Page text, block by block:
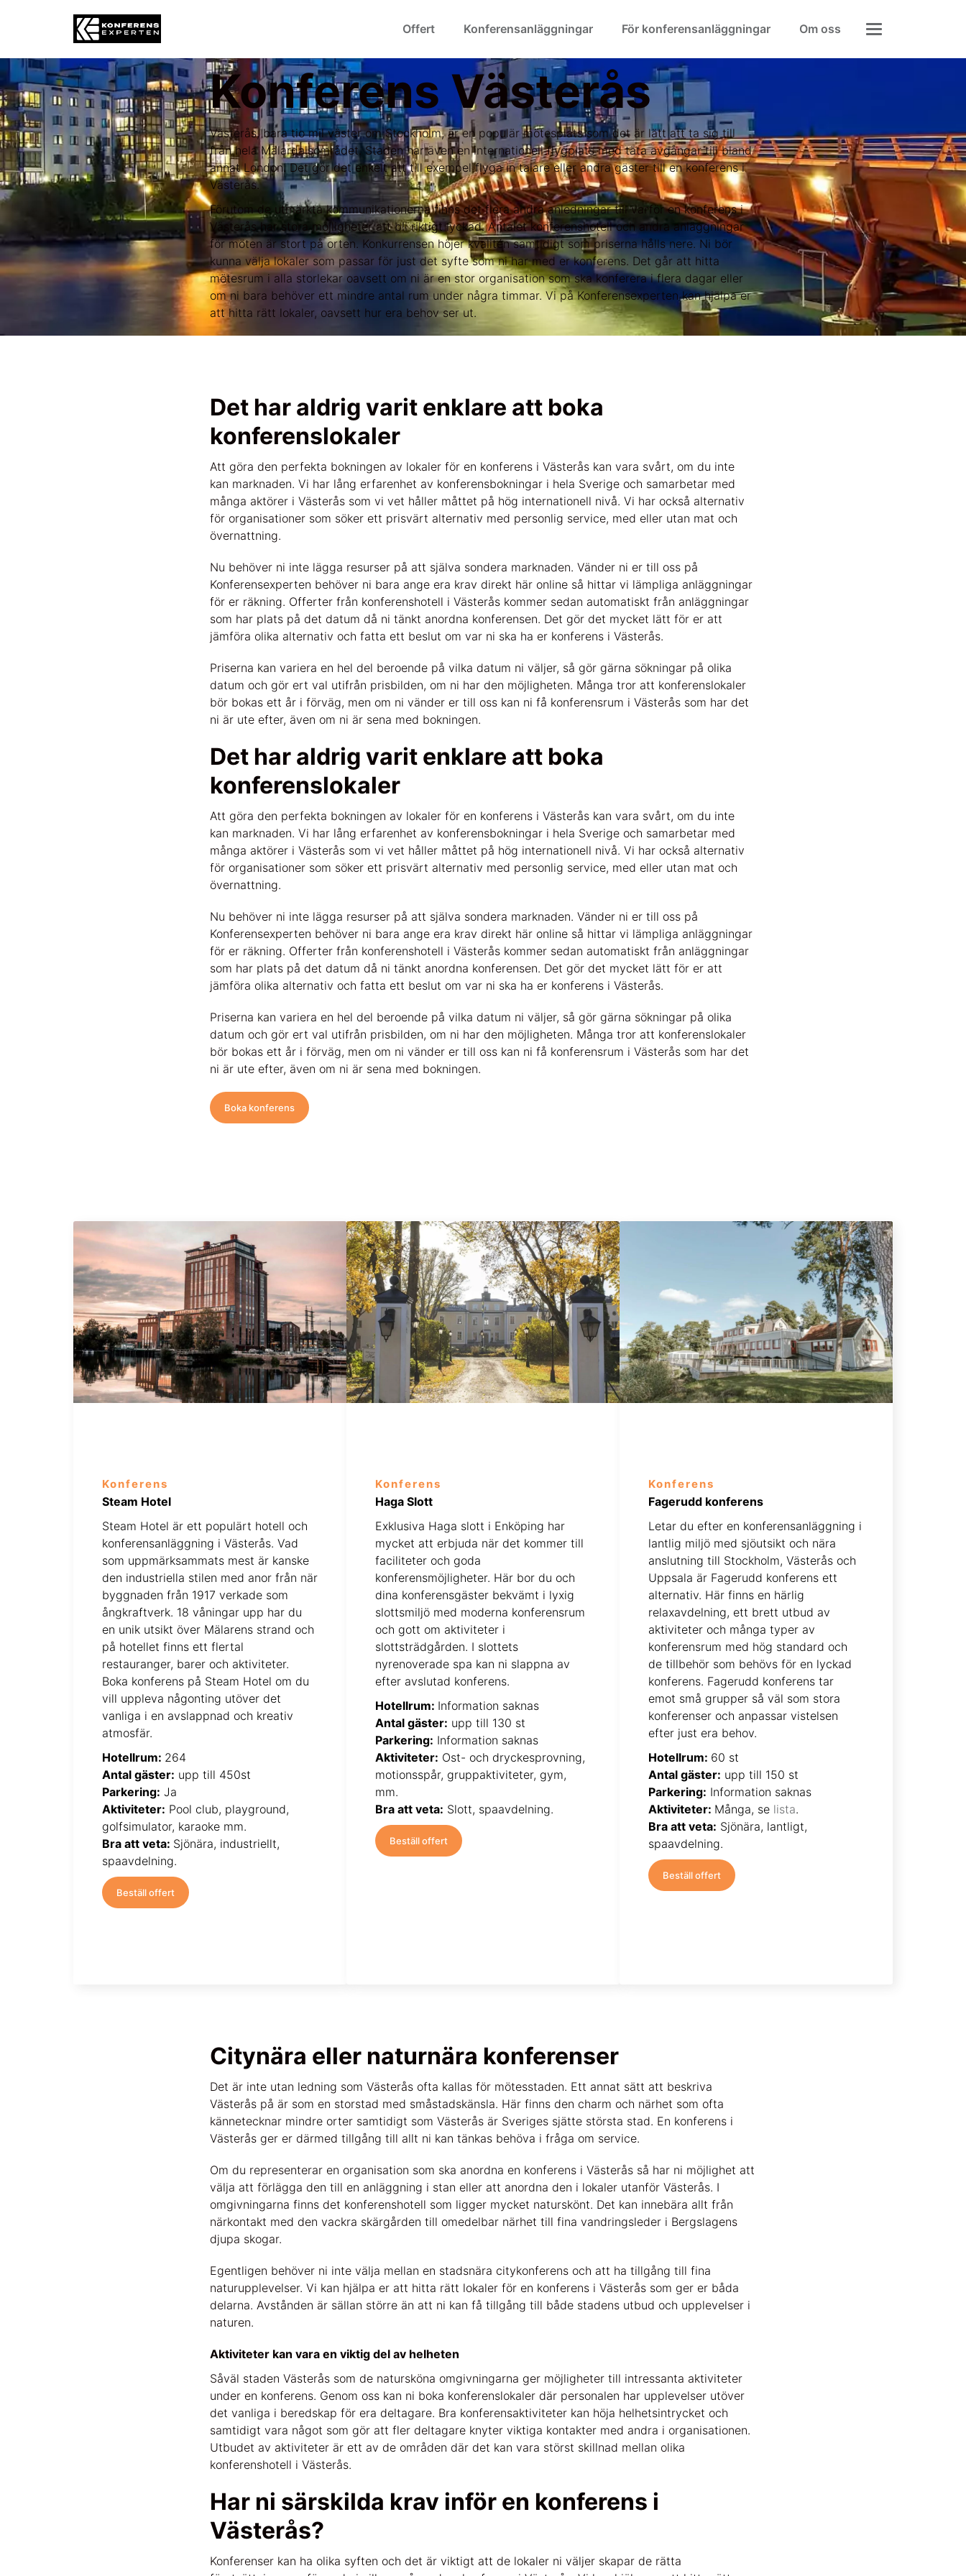
Offert Konferensanläggningar För konferensanläggningar Om oss
Konferens Västerås
Västerås, bara tio mil väster om Stockholm, är en populär mötesplats som det är lätt att ta sig till
från hela Mälardalsområdet. Staden har även en internationell flygplats med täta avgångar till bland
annat London. Det gör det enkelt att till exempel flyga in talare eller andra gäster till en konferens i
Västerås.
Förutom de utmärkta kommunikationerna finns det flera andra anledningar till varför en konferens i
Västerås har stora möjligheter att bli riktigt lyckad. Antalet konferenshotell och andra anläggningar
för möten är stort på orten. Konkurrensen höjer kvalitén samtidigt som priserna hålls nere. Ni bör
kunna välja lokaler som passar för just det syfte som ni har med er konferens. Det går att hitta
mötesrum i alla storlekar oavsett om ni är en stor organisation som ska konferera i flera dagar eller
om ni bara behöver ett mindre antal rum under några timmar. Vi på Konferensexperten kan hjälpa er
att hitta rätt lokaler, oavsett hur era behov ser ut.
Det har aldrig varit enklare att boka
konferenslokaler
Att göra den perfekta bokningen av lokaler för en konferens i Västerås kan vara svårt, om du inte
kan marknaden. Vi har lång erfarenhet av konferensbokningar i hela Sverige och samarbetar med
många aktörer i Västerås som vi vet håller måttet på hög internationell nivå. Vi har också alternativ
för organisationer som söker ett prisvärt alternativ med personlig service, med eller utan mat och
övernattning.
Nu behöver ni inte lägga resurser på att själva sondera marknaden. Vänder ni er till oss på
Konferensexperten behöver ni bara ange era krav direkt här online så hittar vi lämpliga anläggningar
för er räkning. Offerter från konferenshotell i Västerås kommer sedan automatiskt från anläggningar
som har plats på det datum då ni tänkt anordna konferensen. Det gör det mycket lätt för er att
jämföra olika alternativ och fatta ett beslut om var ni ska ha er konferens i Västerås.
Priserna kan variera en hel del beroende på vilka datum ni väljer, så gör gärna sökningar på olika
datum och gör ert val utifrån prisbilden, om ni har den möjligheten. Många tror att konferenslokaler
bör bokas ett år i förväg, men om ni vänder er till oss kan ni få konferensrum i Västerås som har det
ni är ute efter, även om ni är sena med bokningen.
Det har aldrig varit enklare att boka
konferenslokaler
Att göra den perfekta bokningen av lokaler för en konferens i Västerås kan vara svårt, om du inte
kan marknaden. Vi har lång erfarenhet av konferensbokningar i hela Sverige och samarbetar med
många aktörer i Västerås som vi vet håller måttet på hög internationell nivå. Vi har också alternativ
för organisationer som söker ett prisvärt alternativ med personlig service, med eller utan mat och
övernattning.
Nu behöver ni inte lägga resurser på att själva sondera marknaden. Vänder ni er till oss på
Konferensexperten behöver ni bara ange era krav direkt här online så hittar vi lämpliga anläggningar
för er räkning. Offerter från konferenshotell i Västerås kommer sedan automatiskt från anläggningar
som har plats på det datum då ni tänkt anordna konferensen. Det gör det mycket lätt för er att
jämföra olika alternativ och fatta ett beslut om var ni ska ha er konferens i Västerås.
Priserna kan variera en hel del beroende på vilka datum ni väljer, så gör gärna sökningar på olika
datum och gör ert val utifrån prisbilden, om ni har den möjligheten. Många tror att konferenslokaler
bör bokas ett år i förväg, men om ni vänder er till oss kan ni få konferensrum i Västerås som har det
ni är ute efter, även om ni är sena med bokningen.
Boka konferens
Konferens
Steam Hotel
Steam Hotel är ett populärt hotell och
konferensanläggning i Västerås. Vad
som uppmärksammats mest är kanske
den industriella stilen med anor från när
byggnaden från 1917 verkade som
ångkraftverk. 18 våningar upp har du
en unik utsikt över Mälarens strand och
på hotellet finns ett flertal
restauranger, barer och aktiviteter.
Boka konferens på Steam Hotel om du
vill uppleva någonting utöver det
vanliga i en avslappnad och kreativ
atmosfär.
Hotellrum: 264
Antal gäster: upp till 450st
Parkering: Ja
Aktiviteter: Pool club, playground,
golfsimulator, karaoke mm.
Bra att veta: Sjönära, industriellt,
spaavdelning.
Beställ offert
Konferens
Haga Slott
Exklusiva Haga slott i Enköping har
mycket att erbjuda när det kommer till
faciliteter och goda
konferensmöjligheter. Här bor du och
dina konferensgäster bekvämt i lyxig
slottsmiljö med moderna konferensrum
och gott om aktiviteter i
slottsträdgården. I slottets
nyrenoverade spa kan ni slappna av
efter avslutad konferens.
Hotellrum: Information saknas
Antal gäster: upp till 130 st
Parkering: Information saknas
Aktiviteter: Ost- och dryckesprovning,
motionsspår, gruppaktiviteter, gym,
mm.
Bra att veta: Slott, spaavdelning.
Beställ offert
Konferens
Fagerudd konferens
Letar du efter en konferensanläggning i
lantlig miljö med sjöutsikt och nära
anslutning till Stockholm, Västerås och
Uppsala är Fagerudd konferens ett
alternativ. Här finns en härlig
relaxavdelning, ett brett utbud av
aktiviteter och många typer av
konferensrum med hög standard och
de tillbehör som behövs för en lyckad
konferens. Fagerudd konferens tar
emot små grupper så väl som stora
konferenser och anpassar vistelsen
efter just era behov.
Hotellrum: 60 st
Antal gäster: upp till 150 st
Parkering: Information saknas
Aktiviteter: Många, se lista.
Bra att veta: Sjönära, lantligt,
spaavdelning.
Beställ offert
Citynära eller naturnära konferenser
Det är inte utan ledning som Västerås ofta kallas för mötesstaden. Ett annat sätt att beskriva
Västerås på är som en storstad med småstadskänsla. Här finns den charm och närhet som ofta
kännetecknar mindre orter samtidigt som Västerås är Sveriges sjätte största stad. En konferens i
Västerås ger er därmed tillgång till allt ni kan tänkas behöva i fråga om service.
Om du representerar en organisation som ska anordna en konferens i Västerås så har ni möjlighet att
välja att förlägga den till en anläggning i stan eller att anordna den i lokaler utanför Västerås. I
omgivningarna finns det konferenshotell som ligger mycket naturskönt. Det kan innebära allt från
närkontakt med den vackra skärgården till omedelbar närhet till fina vandringsleder i Bergslagens
djupa skogar.
Egentligen behöver ni inte välja mellan en stadsnära citykonferens och att ha tillgång till fina
naturupplevelser. Vi kan hjälpa er att hitta rätt lokaler för en konferens i Västerås som ger er båda
delarna. Avstånden är sällan större än att ni kan få tillgång till både stadens utbud och upplevelser i
naturen.
Aktiviteter kan vara en viktig del av helheten
Såväl staden Västerås som de natursköna omgivningarna ger möjligheter till intressanta aktiviteter
under en konferens. Genom oss kan ni boka konferenslokaler där personalen har upplevelser utöver
det vanliga i beredskap för era deltagare. Bra konferensaktiviteter kan höja helhetsintrycket och
samtidigt vara något som gör att fler deltagare knyter viktiga kontakter med andra i organisationen.
Utbudet av aktiviteter är ett av de områden där det kan vara störst skillnad mellan olika
konferenshotell i Västerås.
Har ni särskilda krav inför en konferens i
Västerås?
Konferenser kan ha olika syften och det är viktigt att de lokaler ni väljer skapar de rätta